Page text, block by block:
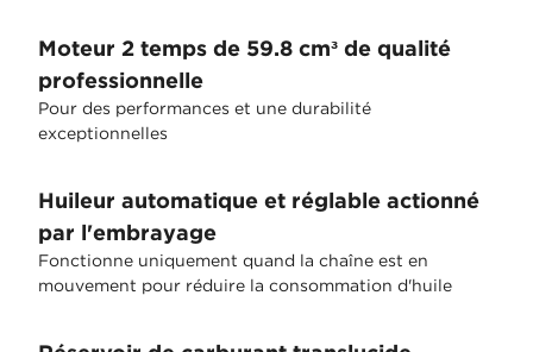
Moteur 2 temps de 59.8 cm³ de qualité
professionnelle
Pour des performances et une durabilité
exceptionnelles
Huileur automatique et réglable actionné
par l'embrayage
Fonctionne uniquement quand la chaîne est en
mouvement pour réduire la consommation d'huile